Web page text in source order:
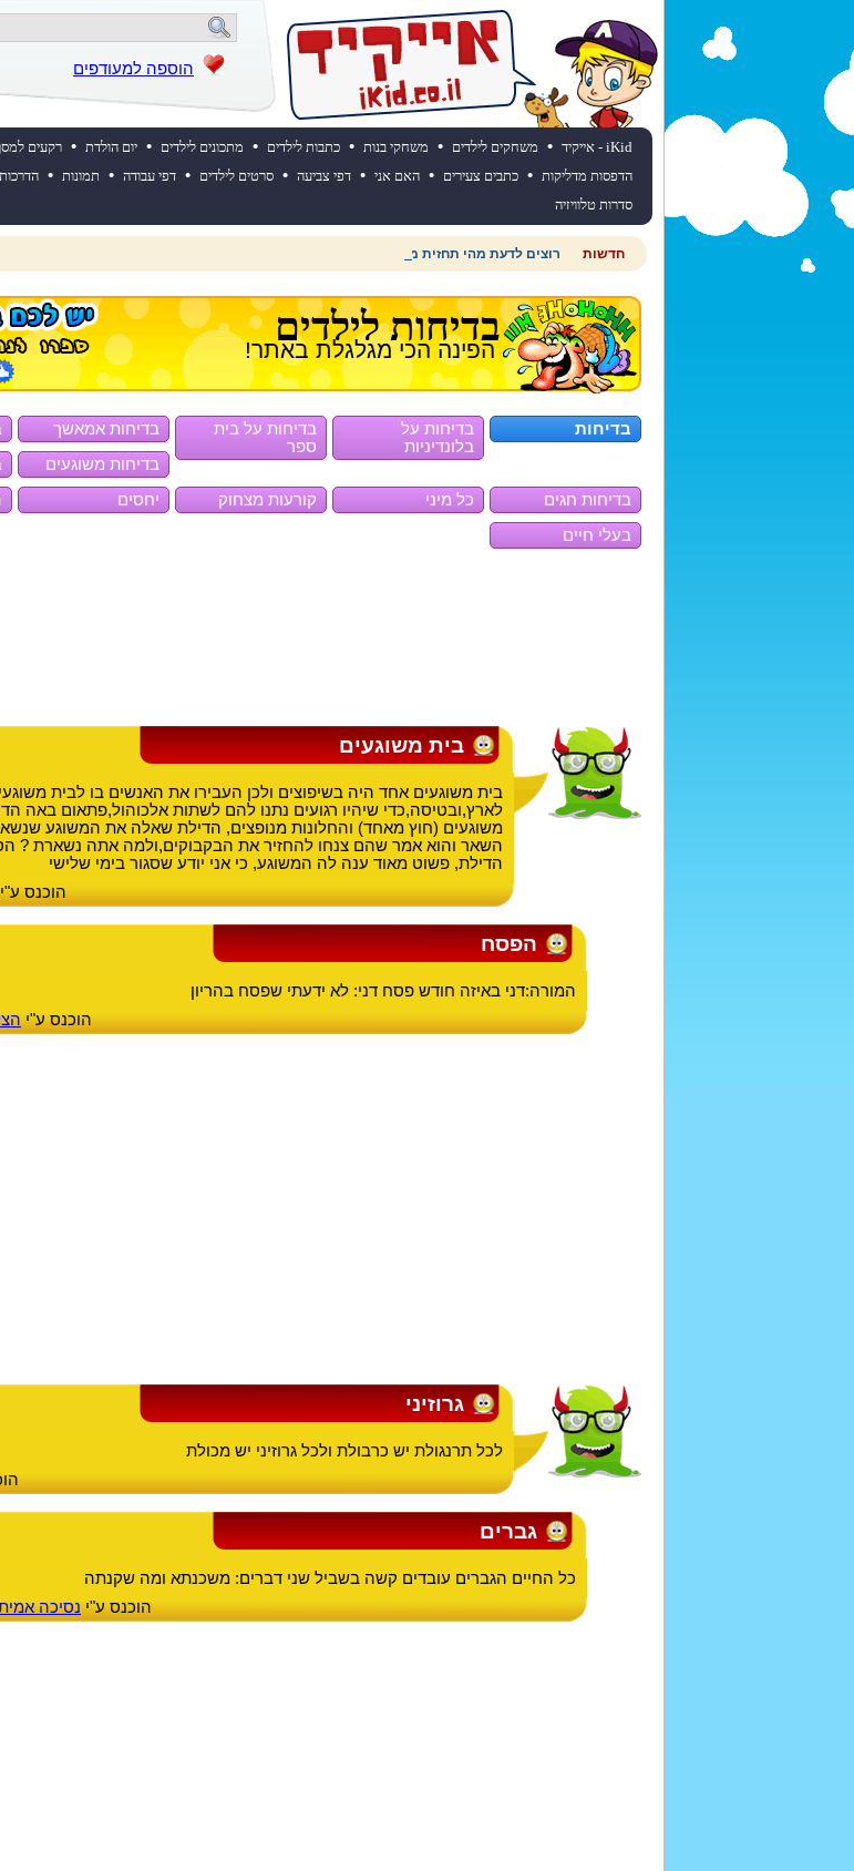
הוספה למעודפים
iKid - אייקיד • משחקים לילדים • משחקי בנות • כתבות לילדים • מתכונים לילדים • יום הולדת • רקעים
הדפסות מדליקות • כתבים צעירים • האם אני • דפי צביעה • סרטים לילדים • דפי עבודה • תמונות •
סדרות טלוויזיה
חדשות רוצים לדעת מהי תחזית מזג האוויר השבוע? לחצו כאן!
בדיחות לילדים
הפינה הכי מגלגלת באתר!
בדיחות
בדיחות על
בלונדיניות
בדיחות על בית
ספר
בדיחות אמאשך
בדיחות משוגעים
בדיחות חגים
כל מיני קורעות מצחוק יחסים
בעלי חיים
בית משוגעים
בית משוגעים אחד היה בשיפוצים ולכן העבירו את האנשים בו לבית
לארץ,ובטיסה,כדי שיהיו רגועים נתנו להם לשתות אלכוהול,פתאום באה
משוגעים (חוץ מאחד) והחלונות מנופצים, הדילת שאלה את המשוגע
השאר והוא אמר שהם צנחו להחזיר את הבקבוקים,ולמה אתה נשארת ?
הדילת, פשוט מאוד ענה לה המשוגע, כי אני יודע שסגור בימי שלישי
הוכנס ע"י
הפסח
המורה:דני באיזה חודש פסח דני: לא ידעתי שפסח בהריון
הוכנס ע"י
גרוזיני
לכל תרנגולת יש כרבולת ולכל גרוזיני יש מכולת
גברים
כל החיים הגברים עובדים קשה בשביל שני דברים: משכנתא ומה שקנתה
הוכנס ע"י נסיכה